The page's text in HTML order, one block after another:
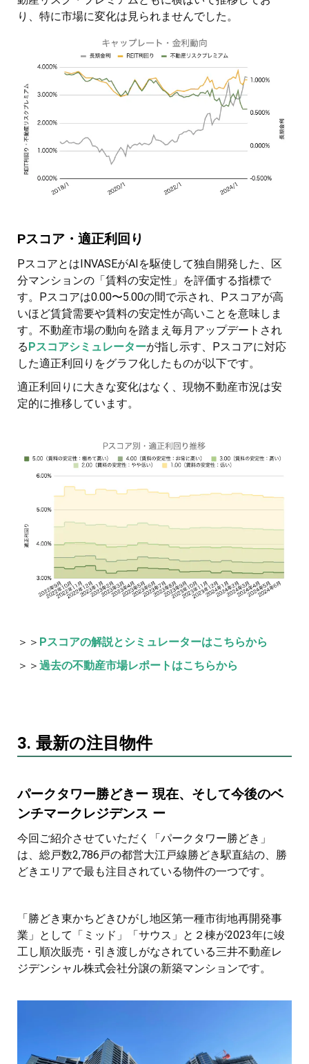
り、特に市場に変化は見られませんでした。
Pスコア・適正利回り
PスコアとはINVASEがAIを駆使して独自開発した、区
分マンションの「賃料の安定性」を評価する指標で
す。Pスコアは0.00〜5.00の間で示され、Pスコアが高
いほど賃貸需要や賃料の安定性が高いことを意味しま
す。不動産市場の動向を踏まえ毎月アップデートされ
る Pスコアシミュレーターが指し示す、Pスコアに対応
した適正利回りをグラフ化したものが以下です。
適正利回りに大きな変化はなく、現物不動産市況は安
定的に推移しています。
＞＞ Pスコアの解説とシミュレーターはこちらから
＞＞ 過去の不動産市場レポートはこちらから
3. 最新の注目物件
パークタワー勝どきー 現在、そして今後のベ
ンチマークレジデンス ー
今回ご紹介させていただく「パークタワー勝どき」
は、総戸数2,786戸の都営大江戸線勝どき駅直結の、勝
どきエリアで最も注目されている物件の一つです。
「勝どき東かちどきひがし地区第一種市街地再開発事
業」として「ミッド」「サウス」と２棟が2023年に竣
工し順次販売・引き渡しがなされている三井不動産レ
ジデンシャル株式会社分譲の新築マンションです。